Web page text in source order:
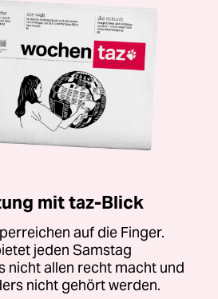
mit taz-Blick
auf die Finger.
jeden Samstag
nicht allen recht macht und
nicht gehört werden.